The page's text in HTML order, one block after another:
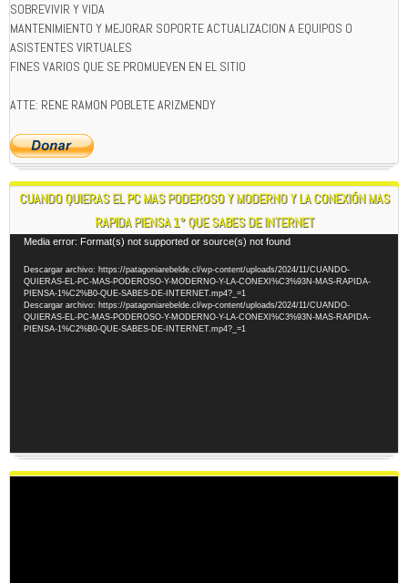
SOBREVIVIR Y VIDA
MANTENIMIENTO Y MEJORAR SOPORTE ACTUALIZACION A EQUIPOS O
ASISTENTES VIRTUALES
FINES VARIOS QUE SE PROMUEVEN EN EL SITIO
ATTE: RENE RAMON POBLETE ARIZMENDY
CUANDO QUIERAS EL PC MAS PODEROSO Y MODERNO Y LA CONEXIÓN MAS
RAPIDA PIENSA 1° QUE SABES DE INTERNET
Reproductor
vídeo
Media error: Format(s) not supported or source(s) not found
Descargar archivo: https://patagoniarebelde.cl/wp-content/uploads/2024/11/CUANDO-
QUIERAS-EL-PC-MAS-PODEROSO-Y-MODERNO-Y-LA-CONEXI%C3%93N-MAS-RAPIDA-
PIENSA-1%C2%B0-QUE-SABES-DE-INTERNET.mp4?_=1
Descargar archivo: https://patagoniarebelde.cl/wp-content/uploads/2024/11/CUANDO-
QUIERAS-EL-PC-MAS-PODEROSO-Y-MODERNO-Y-LA-CONEXI%C3%93N-MAS-RAPIDA-
PIENSA-1%C2%B0-QUE-SABES-DE-INTERNET.mp4?_=1